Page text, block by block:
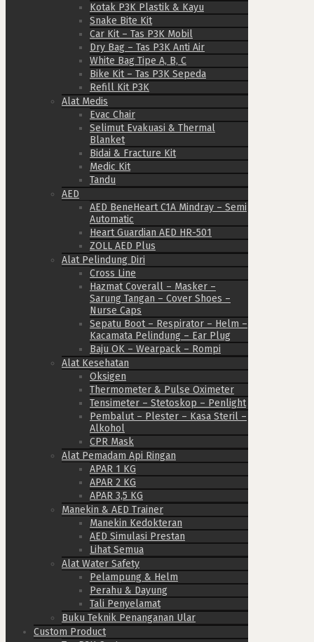
Kotak P3K Plastik & Kayu
Snake Bite Kit
Car Kit – Tas P3K Mobil
Dry Bag – Tas P3K Anti Air
White Bag Tipe A, B, C
Bike Kit – Tas P3K Sepeda
Refill Kit P3K
Alat Medis
Evac Chair
Selimut Evakuasi & Thermal
Blanket
Bidai & Fracture Kit
Medic Kit
Tandu
AED
AED BeneHeart C1A Mindray – Semi
Automatic
Heart Guardian AED HR-501
ZOLL AED Plus
Alat Pelindung Diri
Cross Line
Hazmat Coverall – Masker –
Sarung Tangan – Cover Shoes –
Nurse Caps
Sepatu Boot – Respirator – Helm –
Kacamata Pelindung – Ear Plug
Baju OK – Wearpack – Rompi
Alat Kesehatan
Oksigen
Thermometer & Pulse Oximeter
Tensimeter – Stetoskop – Penlight
Pembalut – Plester – Kasa Steril –
Alkohol
CPR Mask
Alat Pemadam Api Ringan
APAR 1 KG
APAR 2 KG
APAR 3,5 KG
Manekin & AED Trainer
Manekin Kedokteran
AED Simulasi Prestan
Lihat Semua
Alat Water Safety
Pelampung & Helm
Perahu & Dayung
Tali Penyelamat
Buku Teknik Penanganan Ular
Custom Product